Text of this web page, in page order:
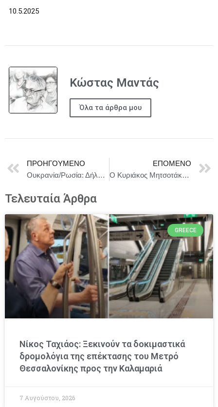
10.5.2025
Κώστας Μαντάς
Όλα τα άρθρα μου
ΠΡΟΗΓΟΎΜΕΝΟ
Ουκρανία/Ρωσία: Δήλωση της Ύπατης Εκπροσώπου εξ ονόματος της Ευρωπαϊκής Ένωσης σχετικά με την έκκληση για κατάπαυση του πυρός
ΕΠΌΜΕΝΟ
Ο Κυριάκος Μητσοτάκης συμμετείχε σε τηλεδιάσκεψη των ηγετών για την Ουκρανία
Τελευταία Άρθρα
GREECE
Νίκος Ταχιάος: Ξεκινούν τα δοκιμαστικά
δρομολόγια της επέκτασης του Μετρό
Θεσσαλονίκης προς την Καλαμαριά
7 Αυγούστου, 2026